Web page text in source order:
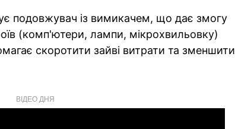
подовжувач із вимикачем, що дає змогу
(комп'ютери, лампи, мікрохвильовку)
скоротити зайві витрати та зменшити
ВІДЕО ДНЯ